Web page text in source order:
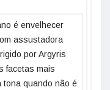
é envelhecer
assustadora
por Argyris
facetas mais
tona quando não é